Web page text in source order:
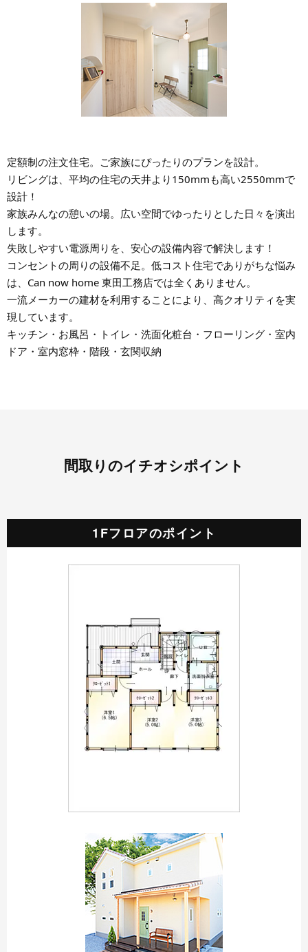
定額制の注文住宅。ご家族にぴったりのプランを設計。
リビングは、平均の住宅の天井より150mmも高い2550mmで
設計！
家族みんなの憩いの場。広い空間でゆったりとした日々を演出
します。
失敗しやすい電源周りを、安心の設備内容で解決します！
コンセントの周りの設備不足。低コスト住宅でありがちな悩み
は、Can now home 東田工務店では全くありません。
一流メーカーの建材を利用することにより、高クオリティを実
現しています。
キッチン・お風呂・トイレ・洗面化粧台・フローリング・室内
ドア・室内窓枠・階段・玄関収納
間取りのイチオシポイント
1Fフロアのポイント